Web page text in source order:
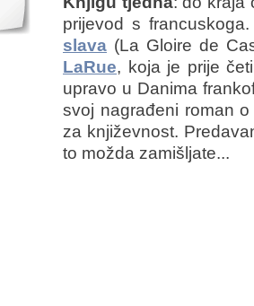
prijevod s
slava (La Gloire de
LaRue, koja je prije
upravo u Danima
svoj nagrađeni roman
za književnost.
to možda zamišljate...